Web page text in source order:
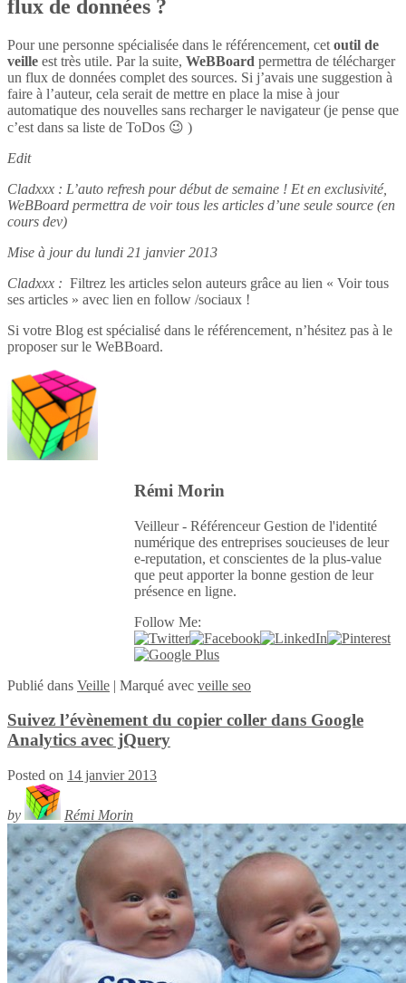
flux de données ?
Pour une personne spécialisée dans le référencement, cet outil de
veille est très utile. Par la suite, WeBBoard permettra de télécharger
un flux de données complet des sources. Si j’avais une suggestion à
faire à l’auteur, cela serait de mettre en place la mise à jour
automatique des nouvelles sans recharger le navigateur (je pense que
c’est dans sa liste de ToDos 😉 )
Edit
Cladxxx : L’auto refresh pour début de semaine ! Et en exclusivité,
WeBBoard permettra de voir tous les articles d’une seule source (en
cours dev)
Mise à jour du lundi 21 janvier 2013
Cladxxx : Filtrez les articles selon auteurs grâce au lien « Voir tous
ses articles » avec lien en follow /sociaux !
Si votre Blog est spécialisé dans le référencement, n’hésitez pas à le
proposer sur le WeBBoard.
Rémi Morin
Veilleur - Référenceur Gestion de l'identité
numérique des entreprises soucieuses de leur
e-reputation, et conscientes de la plus-value
que peut apporter la bonne gestion de leur
présence en ligne.
Follow Me:
Publié dans Veille | Marqué avec veille seo
Suivez l’évènement du copier coller dans Google
Analytics avec jQuery
Posted on 14 janvier 2013
by Rémi Morin